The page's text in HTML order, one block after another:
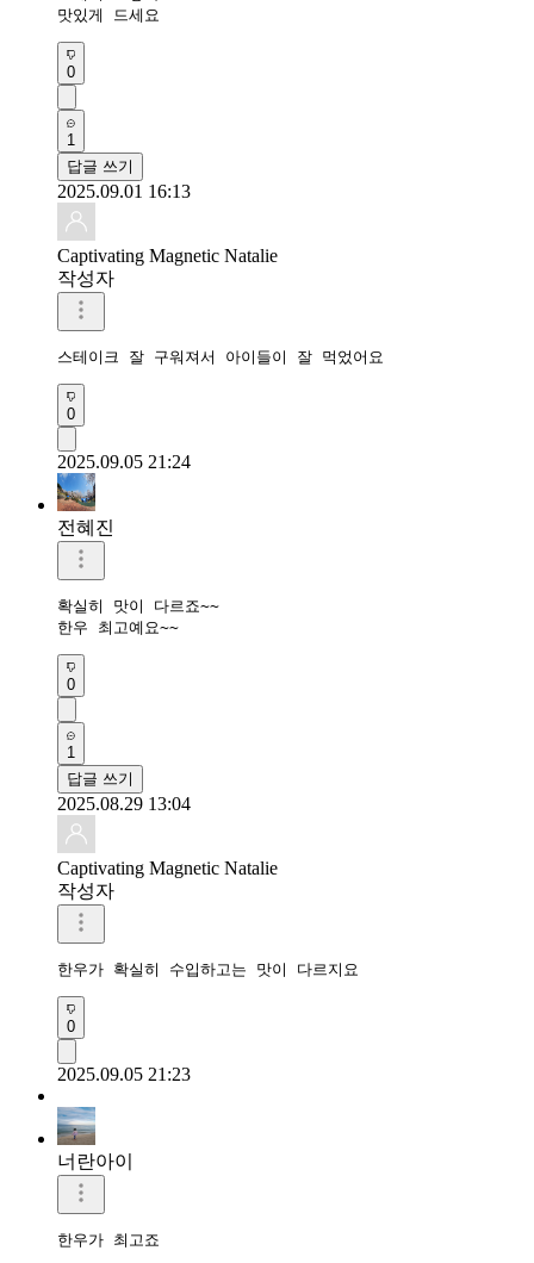
맛있게 드세요
0
1
답글 쓰기
2025.09.01 16:13
Captivating Magnetic Natalie
작성자
스테이크 잘 구워져서 아이들이 잘 먹었어요
0
2025.09.05 21:24
전혜진
확실히 맛이 다르죠~~
한우 최고예요~~
0
1
답글 쓰기
2025.08.29 13:04
Captivating Magnetic Natalie
작성자
한우가 확실히 수입하고는 맛이 다르지요
0
2025.09.05 21:23
너란아이
한우가 최고죠